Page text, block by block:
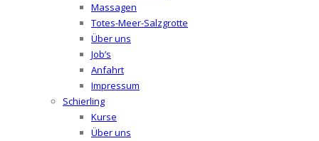
Massagen
Totes-Meer-Salzgrotte
Über uns
Job’s
Anfahrt
Impressum
Schierling
Kurse
Über uns